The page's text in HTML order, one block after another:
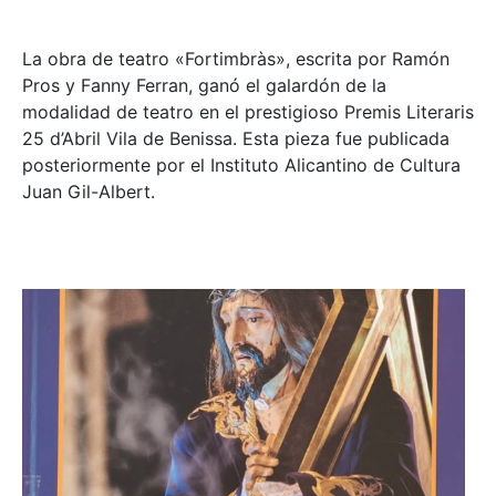
La obra de teatro «Fortimbràs», escrita por Ramón
Pros y Fanny Ferran, ganó el galardón de la
modalidad de teatro en el prestigioso Premis Literaris
25 d’Abril Vila de Benissa. Esta pieza fue publicada
posteriormente por el Instituto Alicantino de Cultura
Juan Gil-Albert.